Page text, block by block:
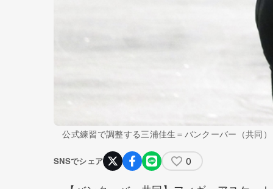
公式練習で調整する三浦佳生＝バンクーバー（共同）
SNSでシェア 0